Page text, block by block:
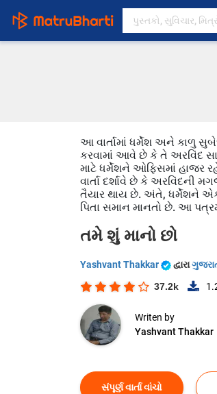
આ વાર્તામાં ધર્મેશ અને કાળુ
કરવામાં આવે છે કે તે અરવિંદ
માટે ધર્મેશને ઓફિસમાં હાજર
વાર્તા દર્શાવે છે કે અરવિંદની
તૈયાર થાય છે. અંતે, ધર્મેશને
પિતા સમાન માનતો છે. આ
તમે શું માનો છો
Yashvant Thakkar દ્વારા
37.2k
Writen by
Yashvant Thakkar
સંપૂર્ણ વાર્તા વાંચો